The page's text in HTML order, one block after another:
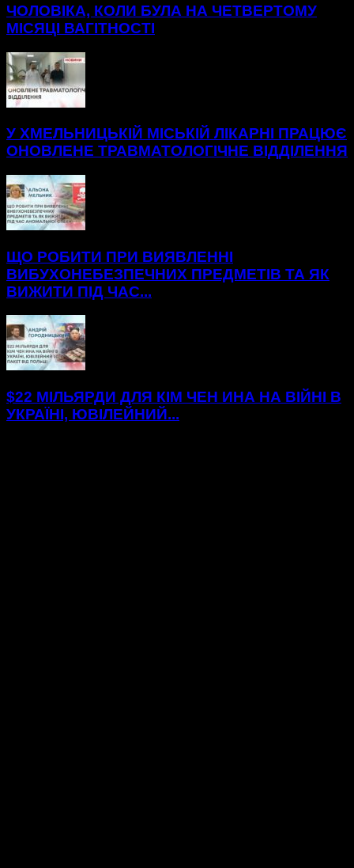
ЧОЛОВІКА, КОЛИ БУЛА НА ЧЕТВЕРТОМУ
МІСЯЦІ ВАГІТНОСТІ
У ХМЕЛЬНИЦЬКІЙ МІСЬКІЙ ЛІКАРНІ ПРАЦЮЄ
ОНОВЛЕНЕ ТРАВМАТОЛОГІЧНЕ ВІДДІЛЕННЯ
ЩО РОБИТИ ПРИ ВИЯВЛЕННІ
ВИБУХОНЕБЕЗПЕЧНИХ ПРЕДМЕТІВ ТА ЯК
ВИЖИТИ ПІД ЧАС...
$22 МІЛЬЯРДИ ДЛЯ КІМ ЧЕН ИНА НА ВІЙНІ В
УКРАЇНІ, ЮВІЛЕЙНИЙ...